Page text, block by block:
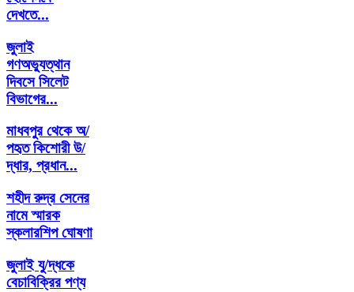
দেখতে...
জুলাই
গণঅভ্যুত্থান
দিবসে সিলেট
বিভাগের...
মাধবপুর থেকে অ/
পহৃত কিশোরী উ/
দ্ধার, প্রধান...
শহীদ রুদ্র সেনের
নামে স্মারক
স্কলারশিপ ঘোষণা
জুলাই যু/দ্ধকে
বেচাবিক্রির পণ্য